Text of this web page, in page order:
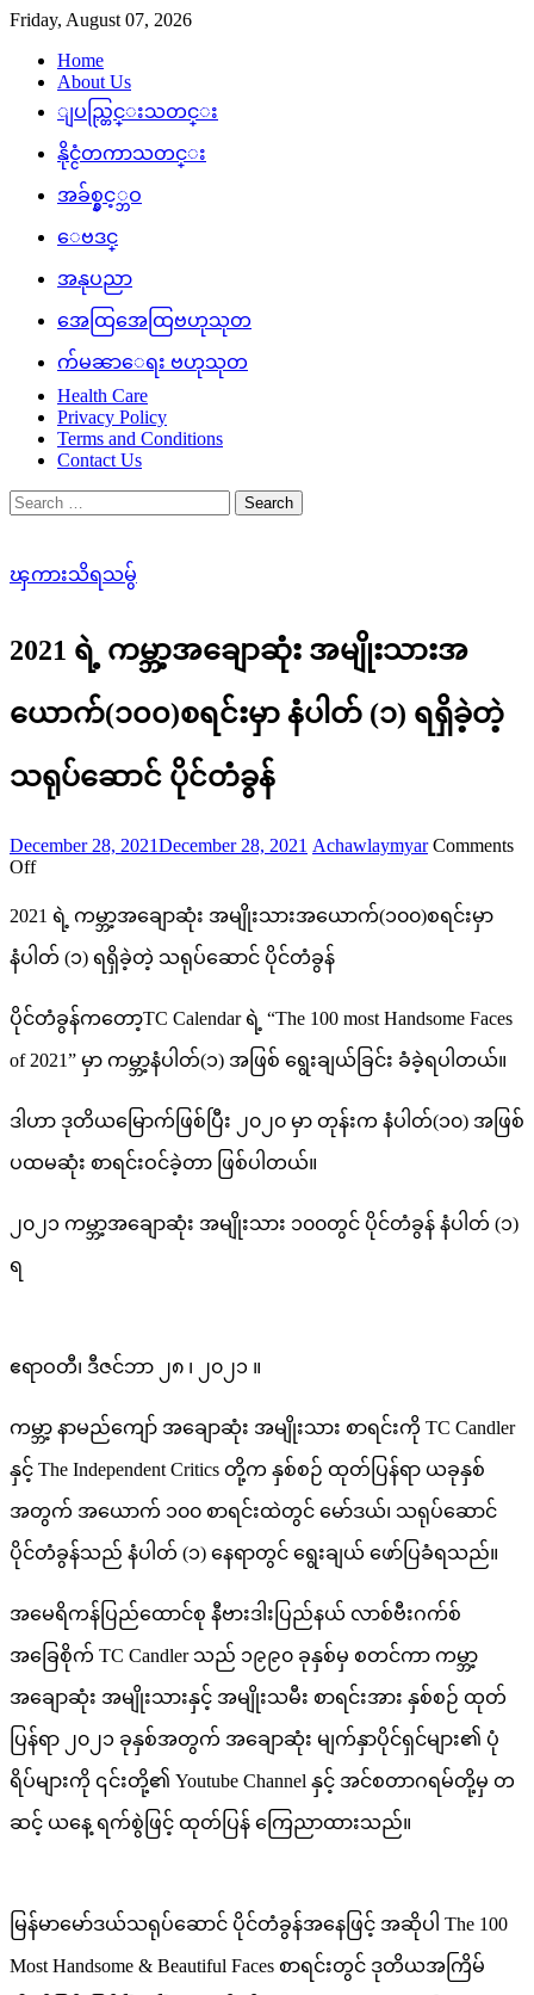
Skip
content
Friday, August 07, 2026
Home
About Us
ျပည္တြင္းသတင္း
နိုင္ငံတကာသတင္း
အခ်စ္နွင့္ဘဝ
ေဗဒင္
အနုပညာ
အေထြအေထြဗဟုသုတ
က်မၼာေရး ဗဟုသုတ
Health Care
Privacy Policy
Terms and Conditions
Contact Us
Search
for:
ၾကားသိရသမွ်
2021 ရဲ့ ကမ္ဘာ့အချောဆုံး အမျိုးသားအ
ယောက်(၁၀၀)စရင်းမှာ နံပါတ် (၁) ရရှိခဲ့တဲ့
သရုပ်ဆောင် ပိုင်တံခွန်
Posted
on
December 28, 2021December 28, 2021 Author
Achawlaymyar Comments
Offon
ရဲ့
က
အချော
ဆုံး
အမျိုးသား
နံပါတ်
(၁)
ရရှိ
တဲ့
ပိုင်
တံခွန်
2021 ရဲ့ ကမ္ဘာ့အချောဆုံး အမျိုးသားအယောက်(၁၀၀)စရင်းမှာ
နံပါတ် (၁) ရရှိခဲ့တဲ့ သရုပ်ဆောင် ပိုင်တံခွန်
ပိုင်တံခွန်ကတော့TC Calendar ရဲ့ “The 100 most Handsome Faces
of 2021” မှာ ကမ္ဘာ့နံပါတ်(၁) အဖြစ် ရွေးချယ်ခြင်း ခံခဲ့ရပါတယ်။
ဒါဟာ ဒုတိယမြောက်ဖြစ်ပြီး ၂၀၂၀ မှာ တုန်းက နံပါတ်(၁၀) အဖြစ်
ပထမဆုံး စာရင်းဝင်ခဲ့တာ ဖြစ်ပါတယ်။
၂၀၂၁ ကမ္ဘာ့အချောဆုံး အမျိုးသား ၁၀၀တွင် ပိုင်တံခွန် နံပါတ် (၁)
ရ
ဧရာဝတီ၊ ဒီဇင်ဘာ ၂၈ ၊ ၂၀၂၁ ။
ကမ္ဘာ့ နာမည်ကျော် အချောဆုံး အမျိုးသား စာရင်းကို TC Candler
နှင့် The Independent Critics တို့က နှစ်စဉ် ထုတ်ပြန်ရာ ယခုနှစ်
အတွက် အယောက် ၁၀၀ စာရင်းထဲတွင် မော်ဒယ်၊ သရုပ်ဆောင်
ပိုင်တံခွန်သည် နံပါတ် (၁) နေရာတွင် ရွေးချယ် ဖော်ပြခံရသည်။
အမေရိကန်ပြည်ထောင်စု နီဗားဒါးပြည်နယ် လာစ်ဗီးဂက်စ်
အခြေစိုက် TC Candler သည် ၁၉၉၀ ခုနှစ်မှ စတင်ကာ ကမ္ဘာ့
အချောဆုံး အမျိုးသားနှင့် အမျိုးသမီး စာရင်းအား နှစ်စဉ် ထုတ်
ပြန်ရာ ၂၀၂၁ ခုနှစ်အတွက် အချောဆုံး မျက်နှာပိုင်ရှင်များ၏ ပုံ
ရိပ်များကို ၎င်းတို့၏ Youtube Channel နှင့် အင်စတာဂရမ်တို့မှ တ
ဆင့် ယနေ့ ရက်စွဲဖြင့် ထုတ်ပြန် ကြေညာထားသည်။
မြန်မာမော်ဒယ်သရုပ်ဆောင် ပိုင်တံခွန်အနေဖြင့် အဆိုပါ The 100
Most Handsome & Beautiful Faces စာရင်းတွင် ဒုတိယအကြိမ်